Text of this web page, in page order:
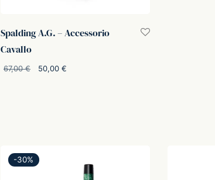
Spalding A.G. – Accessorio
Cavallo
67,00€
Il
50,00 €
-30%